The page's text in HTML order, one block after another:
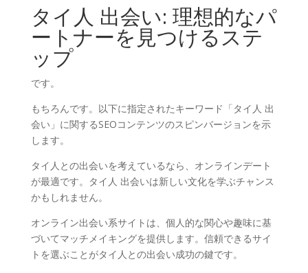
タイ人 出会い: 理想的なパ
ートナーを見つけるステ
ップ
です。
もちろんです。以下に指定されたキーワード「タイ人 出
会い」に関するSEOコンテンツのスピンバージョンを示
します。
タイ人との出会いを考えているなら、オンラインデート
が最適です。タイ人 出会いは新しい文化を学ぶチャンス
かもしれません。
オンライン出会い系サイトは、個人的な関心や趣味に基
づいてマッチメイキングを提供します。信頼できるサイ
トを選ぶことがタイ人との出会い成功の鍵です。